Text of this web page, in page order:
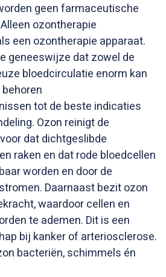
geen farmaceutische
ozontherapie
een ozontherapie apparaat.
geneeswijze dat zowel de
bloedcirculatie enorm kan
tot de beste indicaties
Ozon reinigt de
dat dichtgeslibde
raken en dat rode bloedcellen
worden en door de
Daarnaast bezit ozon
waardoor cellen en
te ademen. Dit is een
bij kanker of arteriosclerose.
bacteriën, schimmels én